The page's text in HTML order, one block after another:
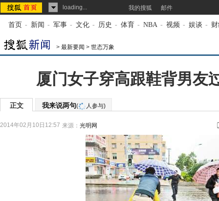
loading... 我的搜狐 邮件
首页 - 新闻 - 军事 - 文化 - 历史 - 体育 - NBA - 视频 - 娱谈 -
> 最新要闻 > 世态万象
厦门女子穿高跟鞋背男友
正文 我来说两句( 人参与)
2014年02月10日12:57 来源： 光明网